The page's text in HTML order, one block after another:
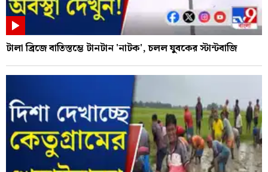
টালা ব্রিজে বাতিস্তম্ভে টানটান 'নাটক', চলল যুবকের স্টান্টবাজি